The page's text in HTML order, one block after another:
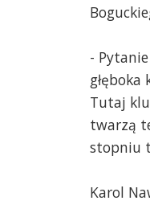
-
Tutaj
twarzą
stopniu
Karol